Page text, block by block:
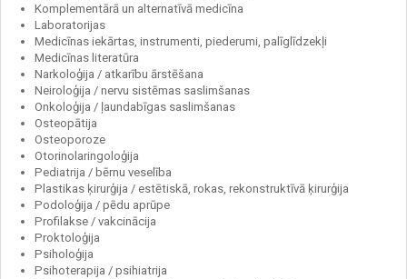
Komplementārā un alternatīvā medicīna
Laboratorijas
Medicīnas iekārtas, instrumenti, piederumi, palīglīdzekļi
Medicīnas literatūra
Narkoloģija / atkarību ārstēšana
Neiroloģija / nervu sistēmas saslimšanas
Onkoloģija / ļaundabīgas saslimšanas
Osteopātija
Osteoporoze
Otorinolaringoloģija
Pediatrija / bērnu veselība
Plastikas ķirurģija / estētiskā, rokas, rekonstruktīvā ķirurģija
Podoloģija / pēdu aprūpe
Profilakse / vakcinācija
Proktoloģija
Psiholoģija
Psihoterapija / psihiatrija